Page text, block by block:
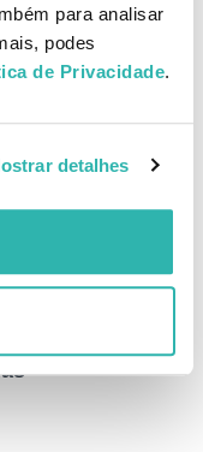
para analisar
podes
de Privacidade.
detalhes